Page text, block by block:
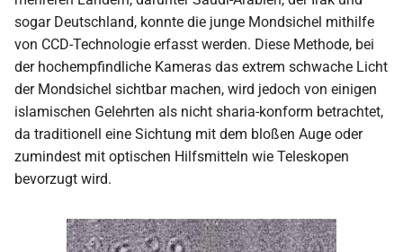
sogar Deutschland, konnte die junge Mondsichel mithilfe
von CCD-Technologie erfasst werden. Diese Methode, bei
der hochempfindliche Kameras das extrem schwache Licht
der Mondsichel sichtbar machen, wird jedoch von einigen
islamischen Gelehrten als nicht sharia-konform betrachtet,
da traditionell eine Sichtung mit dem bloßen Auge oder
zumindest mit optischen Hilfsmitteln wie Teleskopen
bevorzugt wird.